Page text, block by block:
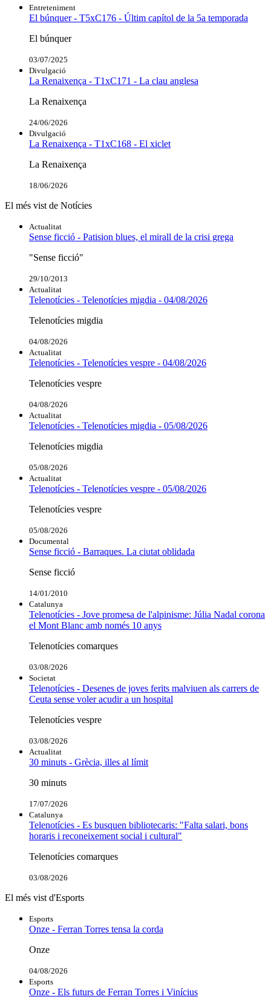
Entreteniment
El búnquer - T5xC176 - Últim capítol de la 5a temporada
El búnquer
03/07/2025
Divulgació
La Renaixença - T1xC171 - La clau anglesa
La Renaixença
24/06/2026
Divulgació
La Renaixença - T1xC168 - El xiclet
La Renaixença
18/06/2026
El més vist de Notícies
Actualitat
Sense ficció - Patision blues, el mirall de la crisi grega
"Sense ficció"
29/10/2013
Actualitat
Telenotícies - Telenotícies migdia - 04/08/2026
Telenotícies migdia
04/08/2026
Actualitat
Telenotícies - Telenotícies vespre - 04/08/2026
Telenotícies vespre
04/08/2026
Actualitat
Telenotícies - Telenotícies migdia - 05/08/2026
Telenotícies migdia
05/08/2026
Actualitat
Telenotícies - Telenotícies vespre - 05/08/2026
Telenotícies vespre
05/08/2026
Documental
Sense ficció - Barraques. La ciutat oblidada
Sense ficció
14/01/2010
Catalunya
Telenotícies - Jove promesa de l'alpinisme: Júlia Nadal corona
el Mont Blanc amb només 10 anys
Telenotícies comarques
03/08/2026
Societat
Telenotícies - Desenes de joves ferits malviuen als carrers de
Ceuta sense voler acudir a un hospital
Telenotícies vespre
03/08/2026
Actualitat
30 minuts - Grècia, illes al límit
30 minuts
17/07/2026
Catalunya
Telenotícies - Es busquen bibliotecaris: "Falta salari, bons
horaris i reconeixement social i cultural"
Telenotícies comarques
03/08/2026
El més vist d'Esports
Esports
Onze - Ferran Torres tensa la corda
Onze
04/08/2026
Esports
Onze - Els futurs de Ferran Torres i Vinícius